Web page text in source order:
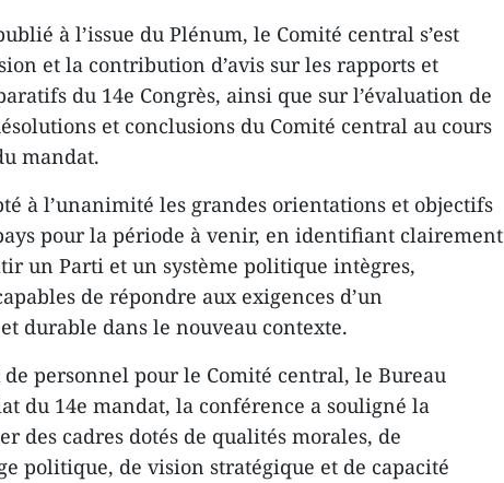
à l’issue du Plénum, le Comité central s’est
et la contribution d’avis sur les rapports et
du 14e Congrès, ainsi que sur l’évaluation de
et conclusions du Comité central au cours
mandat.
à l’unanimité les grandes orientations et objectifs
pour la période à venir, en identifiant clairement
un Parti et un système politique intègres,
de répondre aux exigences d’un
durable dans le nouveau contexte.
personnel pour le Comité central, le Bureau
du 14e mandat, la conférence a souligné la
des cadres dotés de qualités morales, de
politique, de vision stratégique et de capacité